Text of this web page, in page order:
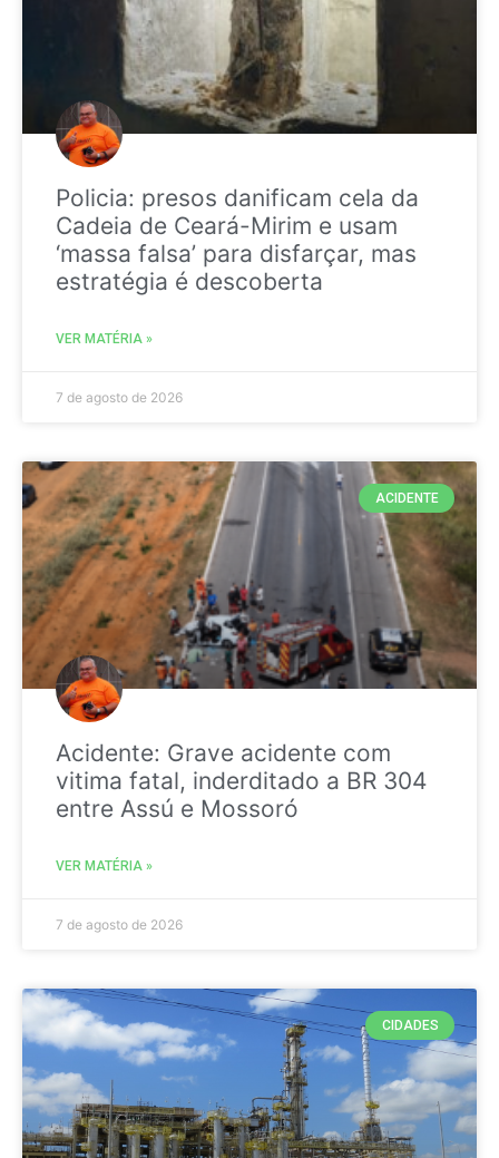
Policia: presos danificam cela da
Cadeia de Ceará-Mirim e usam
‘massa falsa’ para disfarçar, mas
estratégia é descoberta
VER MATÉRIA »
7 de agosto de 2026
ACIDENTE
Acidente: Grave acidente com
vitima fatal, inderditado a BR 304
entre Assú e Mossoró
VER MATÉRIA »
7 de agosto de 2026
CIDADES